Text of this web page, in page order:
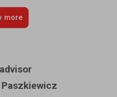
more
Paszkiewicz